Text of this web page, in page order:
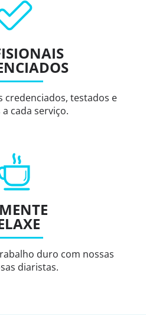
credenciados, testados e
cada serviço.
duro com nossas
diaristas.